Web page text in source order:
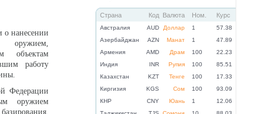
Страна Код Валюта Ном. Курс
Австралия AUD Доллар 1
57.38
Азербайджан
AZN Манат 1
47.89
Армения
AMD Драм 100
22.23
Индия
INR Рупия 100
85.51
Казахстан
KZT Тенге 100
17.33
Киргизия
KGS Сом 100
93.09
КНР
CNY Юань 1
12.06
о нанесении
оружием,
объектам
работу
Федерации
оружием